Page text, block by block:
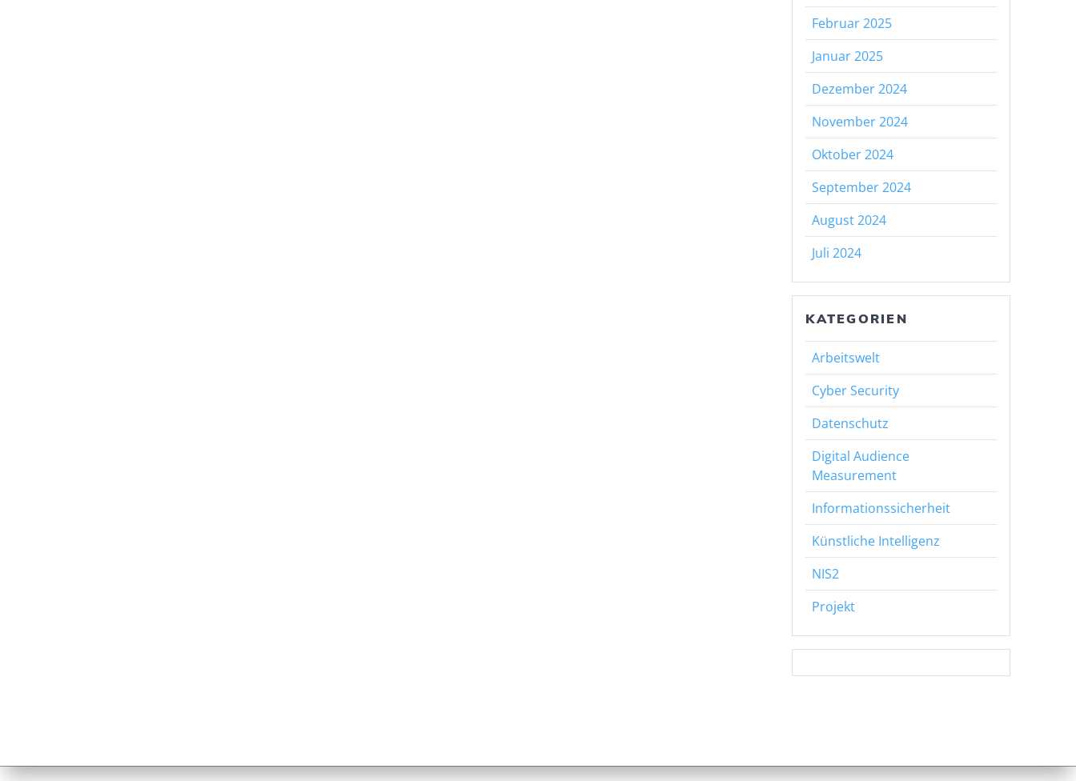
Februar 2025
Januar 2025
Dezember 2024
November 2024
Oktober 2024
September 2024
August 2024
Juli 2024
KATEGORIEN
Arbeitswelt
Cyber Security
Datenschutz
Digital Audience
Measurement
Informationssicherheit
Künstliche Intelligenz
NIS2
Projekt